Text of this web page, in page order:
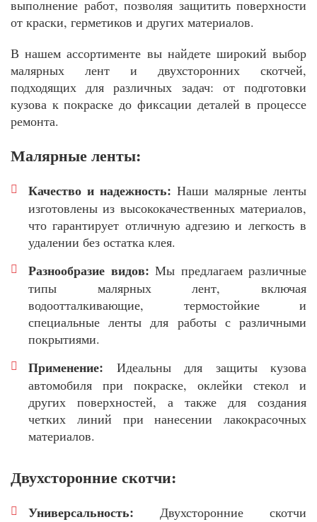
выполнение работ, позволяя защитить поверхности
от краски, герметиков и других материалов.
В нашем ассортименте вы найдете широкий выбор
малярных лент и двухсторонних скотчей,
подходящих для различных задач: от подготовки
кузова к покраске до фиксации деталей в процессе
ремонта.
Малярные ленты:
Качество и надежность: Наши малярные ленты
изготовлены из высококачественных материалов,
что гарантирует отличную адгезию и легкость в
удалении без остатка клея.
Разнообразие видов: Мы предлагаем различные
типы малярных лент, включая
водоотталкивающие, термостойкие и
специальные ленты для работы с различными
покрытиями.
Применение: Идеальны для защиты кузова
автомобиля при покраске, оклейки стекол и
других поверхностей, а также для создания
четких линий при нанесении лакокрасочных
материалов.
Двухсторонние скотчи:
Универсальность: Двухсторонние скотчи